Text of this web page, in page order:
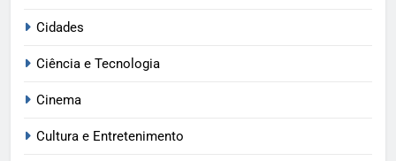
Cidades
Ciência e Tecnologia
Cinema
Cultura e Entretenimento